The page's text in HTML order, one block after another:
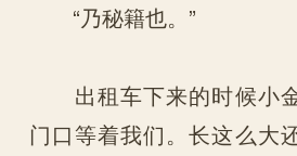
“乃秘籍也。”
出租车下来的时候小
门口等着我们。长这么大